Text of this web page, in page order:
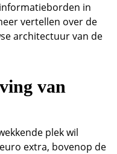
in
vertellen over de
architectuur van de
van
plek wil
extra, bovenop de